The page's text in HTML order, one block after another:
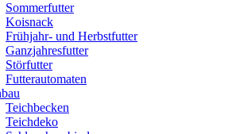
Sommerfutter
Koisnack
Frühjahr- und Herbstfutter
Ganzjahresfutter
Störfutter
Futterautomaten
Teichbecken
Teichdeko